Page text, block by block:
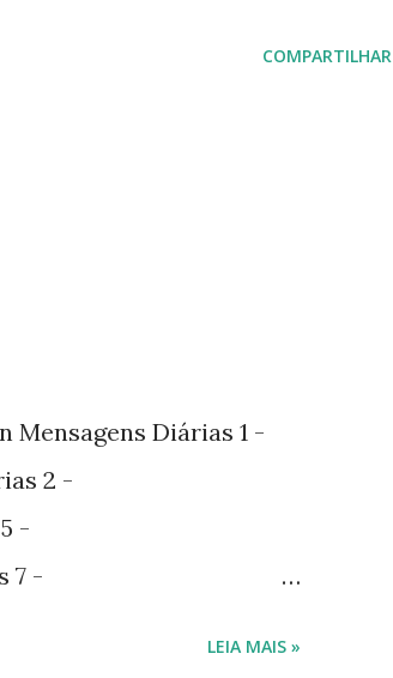
COMPARTILHAR
Mensagens Diárias 1 -
2 -
-
7 -
LEIA MAIS »